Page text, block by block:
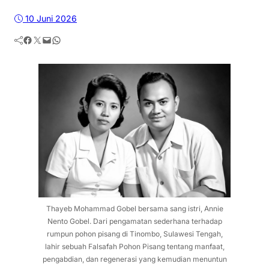
10 Juni 2026
Facebook Twitter Mail WhatsApp
Thayeb Mohammad Gobel bersama sang istri, Annie
Nento Gobel. Dari pengamatan sederhana terhadap
rumpun pohon pisang di Tinombo, Sulawesi Tengah,
lahir sebuah Falsafah Pohon Pisang tentang manfaat,
pengabdian, dan regenerasi yang kemudian menuntun